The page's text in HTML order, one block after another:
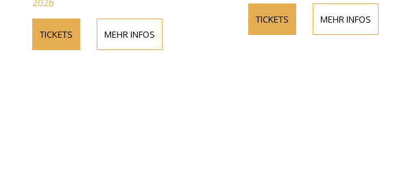
TICKETS MEHR INFOS
TICKETS MEHR INFOS